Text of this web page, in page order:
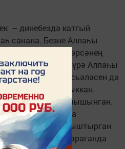
– динебездә катгый
санала. Безне Аллаһы
файдалы, нәрсәнең
белә. Шуңа күрә Аллаһы
хәмер мәсьәләсен дә
гарәпләрдән чыккан.
өч аять алышынган.
намазга
Аннары аны алыштырган
файдасына караганда